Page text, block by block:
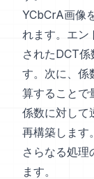
YCbCrA画像
れます。エン
されたDCT係
す。次に、係
算することで
係数に対して
再構築します
さらなる処理
ます。